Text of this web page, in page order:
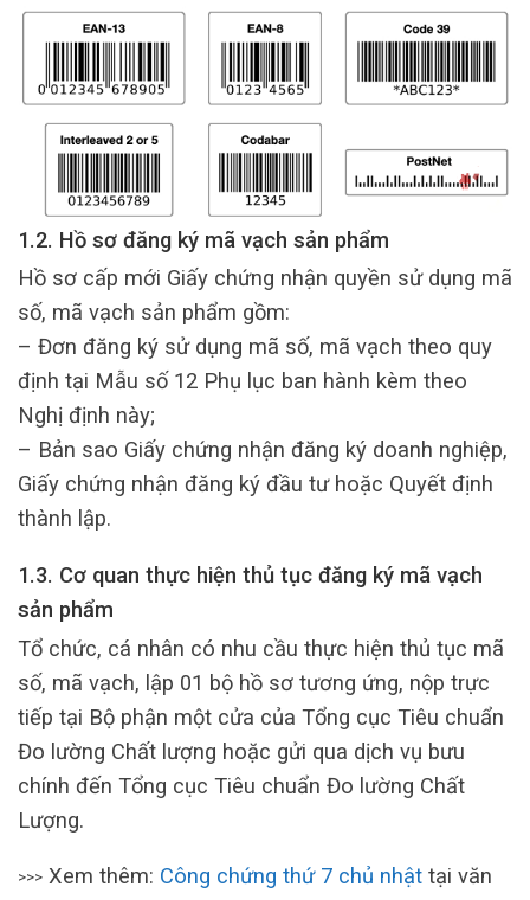
1.2. Hồ sơ đăng ký mã vạch sản phẩm
Hồ sơ cấp mới Giấy chứng nhận quyền sử dụng mã
số, mã vạch sản phẩm gồm:
– Đơn đăng ký sử dụng mã số, mã vạch theo quy
định tại Mẫu số 12 Phụ lục ban hành kèm theo
Nghị định này;
– Bản sao Giấy chứng nhận đăng ký doanh nghiệp,
Giấy chứng nhận đăng ký đầu tư hoặc Quyết định
thành lập.
1.3. Cơ quan thực hiện thủ tục đăng ký mã vạch
sản phẩm
Tổ chức, cá nhân có nhu cầu thực hiện thủ tục mã
số, mã vạch, lập 01 bộ hồ sơ tương ứng, nộp trực
tiếp tại Bộ phận một cửa của Tổng cục Tiêu chuẩn
Đo lường Chất lượng hoặc gửi qua dịch vụ bưu
chính đến Tổng cục Tiêu chuẩn Đo lường Chất
Lượng.
>>> Xem thêm: Công chứng thứ 7 chủ nhật tại văn